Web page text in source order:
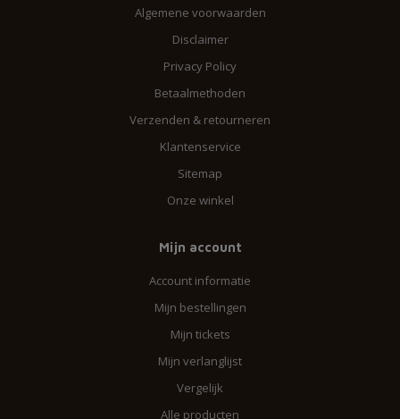
Algemene voorwaarden
Disclaimer
Privacy Policy
Betaalmethoden
Verzenden & retourneren
Klantenservice
Sitemap
Onze winkel
Mijn account
Account informatie
Mijn bestellingen
Mijn tickets
Mijn verlanglijst
Vergelijk
Alle producten